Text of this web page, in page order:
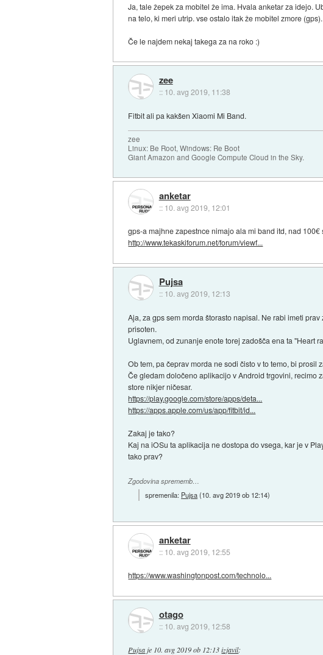
Ja, tale žepek za mobitel že ima. Hvala anketar za idejo.
na telo, ki meri utrip. vse ostalo itak že mobitel zmore (gps).
Če le najdem nekaj takega za na roko :)
zee
:: 10. avg 2019, 11:38
Fitbit ali pa kakšen Xiaomi Mi Band.
zee
Linux: Be Root, Windows: Re Boot
Giant Amazon and Google Compute Cloud in the Sky.
anketar
:: 10. avg 2019, 12:01
gps-a majhne zapestnce nimajo ala mi band itd, nad
http://www.tekaskiforum.net/forum/viewf...
Pujsa
:: 10. avg 2019, 12:13
Aja, za gps sem morda štorasto napisal. Ne rabi imeti
prisoten.
Uglavnem, od zunanje enote torej zadošča ena ta "Heart
Ob tem, pa čeprav morda ne sodi čisto v to temo, bi
Če gledam določeno aplikacijo v Android trgovini, recimo
store nikjer ničesar.
https://play.google.com/store/apps/deta...
https://apps.apple.com/us/app/fitbit/id...
Zakaj je tako?
Kaj na iOSu ta aplikacija ne dostopa do vsega, kar je v
tako prav?
Zgodovina sprememb…
spremenila: Pujsa(10. avg 2019 ob 12:14)
anketar
:: 10. avg 2019, 12:55
https://www.washingtonpost.com/technolo...
otago
:: 10. avg 2019, 12:58
Pujsa je 10. avg 2019 ob 12:13 izjavil: